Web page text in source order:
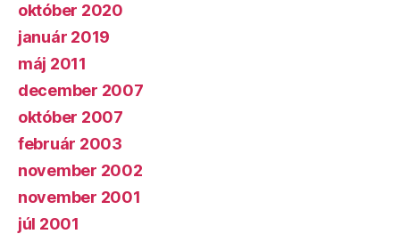
október 2020
január 2019
máj 2011
december 2007
október 2007
február 2003
november 2002
november 2001
júl 2001